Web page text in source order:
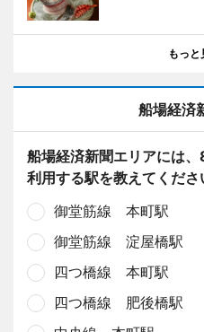
もっと
船場経済
船場経済新聞エリアには
利用する駅を教えてくださ
御堂筋線 本町駅
御堂筋線 淀屋橋駅
四つ橋線 本町駅
四つ橋線 肥後橋駅